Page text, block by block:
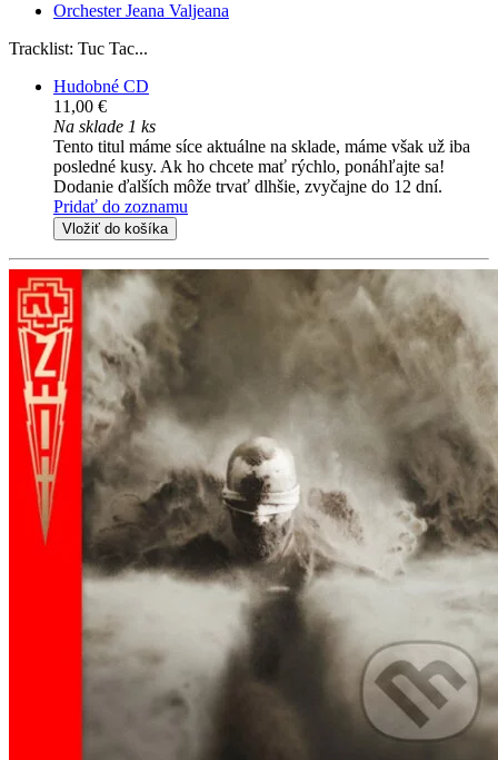
Orchester Jeana Valjeana
Tracklist: Tuc Tac...
Hudobné CD
11,00 €
Na sklade 1 ks
Tento titul máme síce aktuálne na sklade, máme však už iba
posledné kusy. Ak ho chcete mať rýchlo, ponáhľajte sa!
Dodanie ďalších môže trvať dlhšie, zvyčajne do 12 dní.
Pridať do zoznamu
Vložiť do košíka